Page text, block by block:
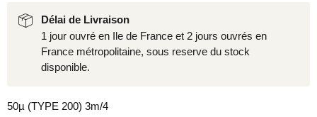
Délai de Livraison
1 jour ouvré en Ile de France et 2 jours ouvrés en
France métropolitaine, sous reserve du stock
disponible.
50µ (TYPE 200) 3m/4